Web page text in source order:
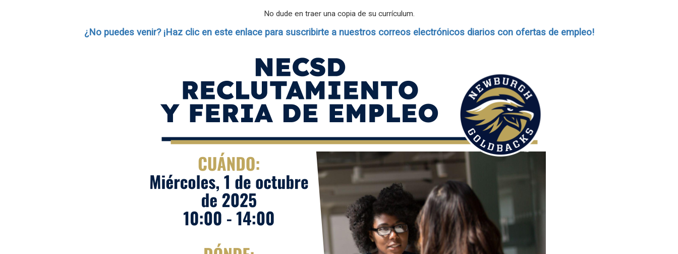
No dude en traer una copia de su currículum.
¿No puedes venir? ¡Haz clic en este enlace para suscribirte a nuestros correos electrónicos diarios con ofertas de empleo!